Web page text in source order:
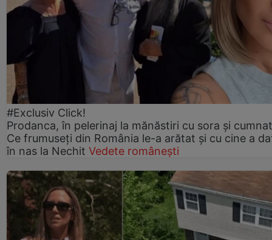
#Exclusiv Click!
Prodanca, în pelerinaj la mănăstiri cu sora și
Ce frumuseți din România le-a arătat și cu cine a
în nas la Nechit Vedete românești